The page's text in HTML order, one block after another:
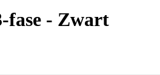
fase - Zwart